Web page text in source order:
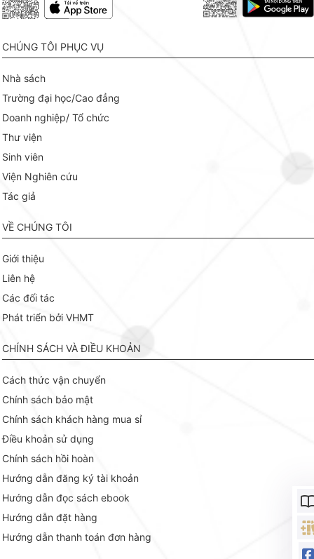
CHÚNG TÔI PHỤC VỤ
Nhà sách
Trường đại học/Cao đẳng
Doanh nghiệp/ Tổ chức
Thư viện
Sinh viên
Viện Nghiên cứu
Tác giả
VỀ CHÚNG TÔI
Giới thiệu
Liên hệ
Các đối tác
Phát triển bởi VHMT
CHÍNH SÁCH VÀ ĐIỀU KHOẢN
Cách thức vận chuyển
Chính sách bảo mật
Chính sách khách hàng mua sỉ
Điều khoản sử dụng
Chính sách hồi hoàn
Hướng dẫn đăng ký tài khoản
Hướng dẫn đọc sách ebook
Hướng dẫn đặt hàng
Hướng dẫn thanh toán đơn hàng